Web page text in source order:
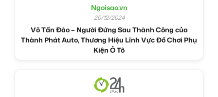
Ngoisao.vn
20/12/2024
Võ Tấn Đào – Người Đứng Sau Thành Công của
Thành Phát Auto, Thương Hiệu Lĩnh Vực Đồ Chơi Phụ
Kiện Ô Tô